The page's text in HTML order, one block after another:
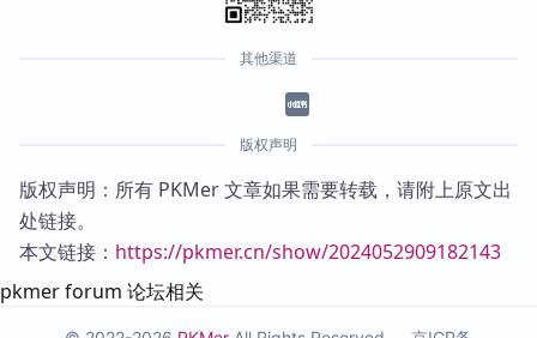
其他渠道
版权声明
版权声明：所有 PKMer 文章如果需要转载，请附上原文出
处链接。
本文链接： https://pkmer.cn/show/2024052909182143
pkmer forum 论坛相关